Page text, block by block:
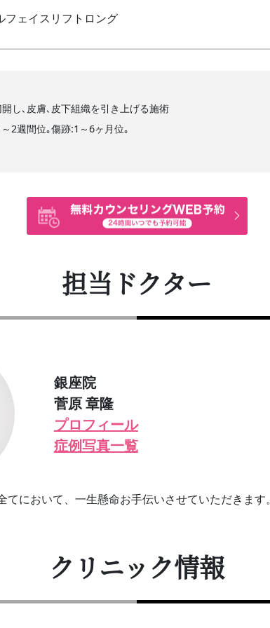
フェイスリフトロング
し､皮膚､皮下組織を引き上げる施術
2週間位｡傷跡:1～6ヶ月位｡
担当ドクター
銀座院
菅原 章隆
プロフィール
症例写真一覧
てにおいて、一生懸命お手伝いさせていただきます。
クリニック情報